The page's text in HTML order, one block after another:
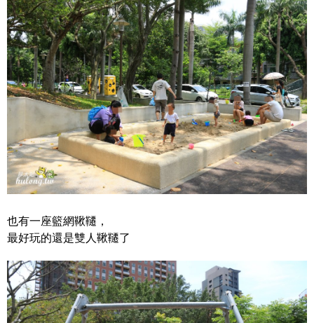
也有一座籃網鞦韆，
最好玩的還是雙人鞦韆了